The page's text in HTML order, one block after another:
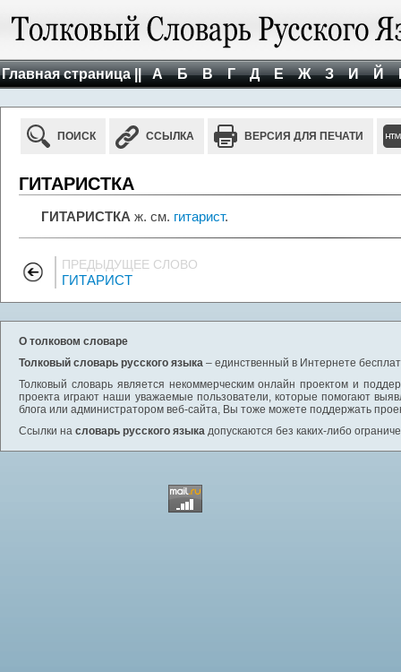
Главная страница || А Б В Г Д Е Ж З И Й
ПОИСК ССЫЛКА ВЕРСИЯ ДЛЯ ПЕЧАТИ
ГИТАРИСТКА
ГИТАРИСТКА ж. см. гитарист.
ПРЕДЫДУЩЕЕ СЛОВО
ГИТАРИСТ
О толковом словаре
Толковый словарь русского языка – единственный в Интернете
Толковый словарь является некоммерческим онлайн проектом и
проекта играют наши уважаемые пользователи, которые помогают
блога или администратором веб-сайта, Вы тоже можете поддержать
Ссылки на словарь русского языка допускаются без каких-либо